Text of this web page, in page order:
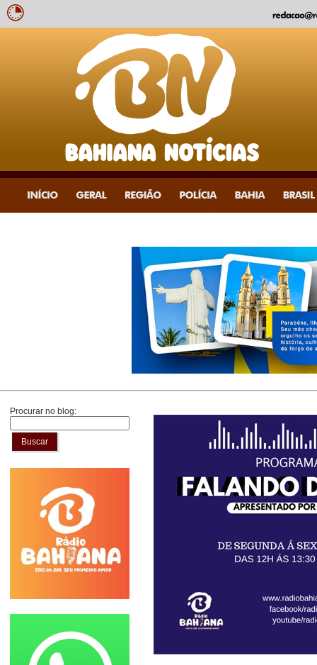
Procurar no blog:
Buscar